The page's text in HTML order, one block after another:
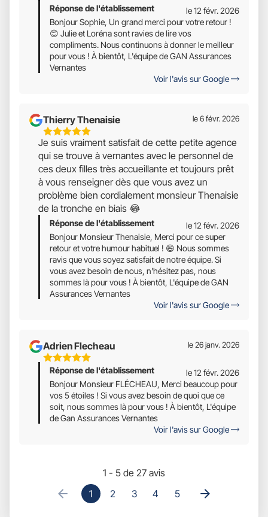
Réponse de l'établissement
le 12 févr. 2026
Bonjour Sophie, Un grand merci pour votre retour !
😊 Julie et Loréna sont ravies de lire vos
compliments. Nous continuons à donner le meilleur
pour vous ! À bientôt, L'équipe de GAN Assurances
Vernantes
Voir l'avis sur Google
Thierry Thenaisie
5
Étoiles
Sur
5
le 6 févr. 2026
Je suis vraiment satisfait de cette petite agence
qui se trouve à vernantes avec le personnel de
ces deux filles très accueillante et toujours prêt
à vous renseigner dès que vous avez un
problème bien cordialement monsieur Thenaisie
de la tronche en biais 😂
Réponse de l'établissement
le 12 févr. 2026
Bonjour Monsieur Thenaisie, Merci pour ce super
retour et votre humour habituel ! 😄 Nous sommes
ravis que vous soyez satisfait de notre équipe. Si
vous avez besoin de nous, n'hésitez pas, nous
sommes là pour vous ! À bientôt, L'équipe de GAN
Assurances Vernantes
Voir l'avis sur Google
Adrien Flecheau
5
Étoiles
Sur
le 26 janv. 2026
Réponse de l'établissement
le 12 févr. 2026
Bonjour Monsieur FLÉCHEAU, Merci beaucoup pour
vos 5 étoiles ! Si vous avez besoin de quoi que ce
soit, nous sommes là pour vous ! À bientôt, L'équipe
de Gan Assurances Vernantes
Voir l'avis sur Google
1 - 5 de 27 avis
1
2 3 4 5